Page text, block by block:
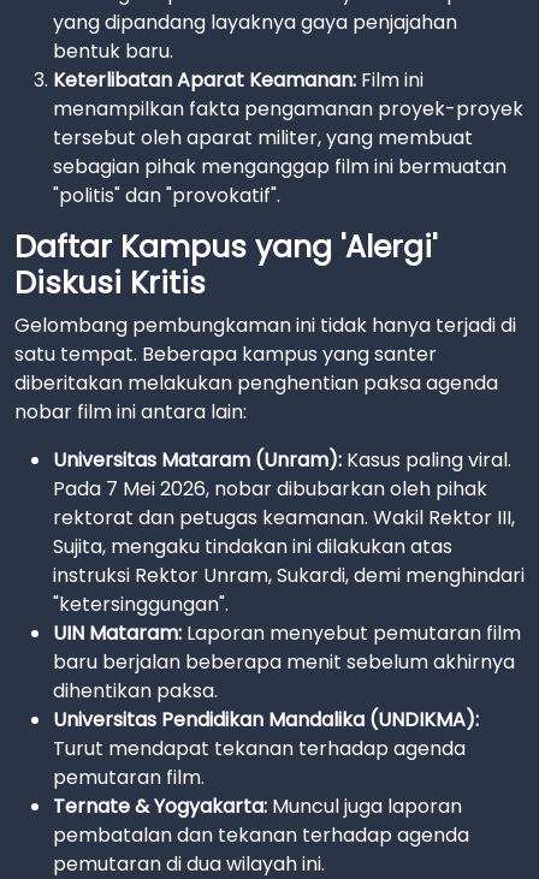
yang dipandang layaknya gaya penjajahan
bentuk baru.
Keterlibatan Aparat Keamanan: Film ini
menampilkan fakta pengamanan proyek-proyek
tersebut oleh aparat militer, yang membuat
sebagian pihak menganggap film ini bermuatan
"politis" dan "provokatif".
Daftar Kampus yang 'Alergi'
Diskusi Kritis
Gelombang pembungkaman ini tidak hanya terjadi di
satu tempat. Beberapa kampus yang santer
diberitakan melakukan penghentian paksa agenda
nobar film ini antara lain:
Universitas Mataram (Unram): Kasus paling viral.
Pada 7 Mei 2026, nobar dibubarkan oleh pihak
rektorat dan petugas keamanan. Wakil Rektor III,
Sujita, mengaku tindakan ini dilakukan atas
instruksi Rektor Unram, Sukardi, demi menghindari
"ketersinggungan".
UIN Mataram: Laporan menyebut pemutaran film
baru berjalan beberapa menit sebelum akhirnya
dihentikan paksa.
Universitas Pendidikan Mandalika (UNDIKMA):
Turut mendapat tekanan terhadap agenda
pemutaran film.
Ternate & Yogyakarta: Muncul juga laporan
pembatalan dan tekanan terhadap agenda
pemutaran di dua wilayah ini.